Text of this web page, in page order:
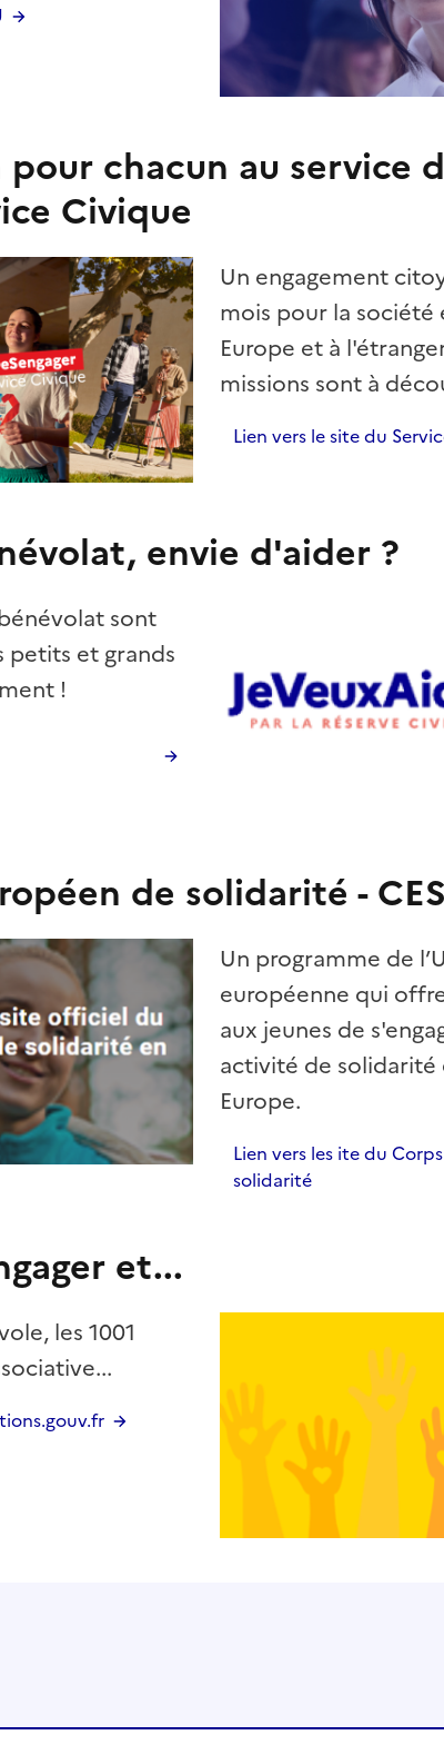
pour chacun au service
Civique
Un engagement
mois pour la société
Europe et à
missions sont à
Lien vers le site du
envie d'aider ?
sont
petits et grands
!
de solidarité - CES
Un programme de
européenne qui
aux jeunes de
activité de solidarité
Europe.
Lien vers les ite du
solidarité
et...
les 1001